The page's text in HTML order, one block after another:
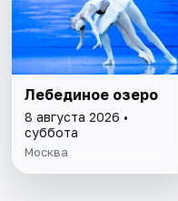
Лебединое озеро
8 августа 2026 •
суббота
Москва